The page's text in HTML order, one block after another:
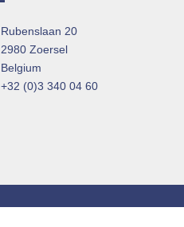
Rubenslaan 20
2980 Zoersel
Belgium
+32 (0)3 340 04 60